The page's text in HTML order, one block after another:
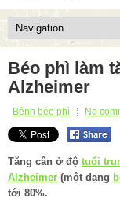
Béo phì làm
Alzheimer
Bệnh béo phì No
Tăng cân ở độ tuổi
Alzheimer (một dạng
tới 80%.